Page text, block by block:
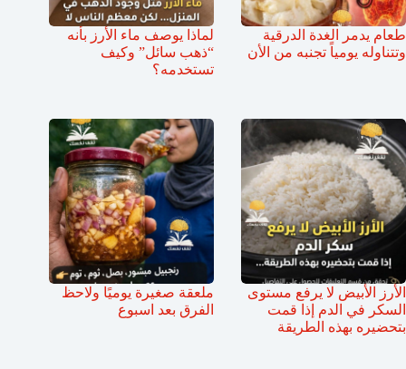
طعام يدمر الغدة الدرقية
وتتناوله يومياً تجنبه من الأن
لماذا يوصف ماء الأرز بأنه
“ذهب سائل” وكيف
تستخدمه؟
الأرز الأبيض لا يرفع مستوى
السكر في الدم إذا قمت
بتحضيره بهذه الطريقة
ملعقة صغيرة يوميًا ولاحظ
الفرق بعد اسبوع